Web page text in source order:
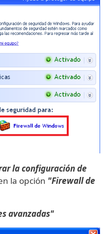
la configuración de
la opción "Firewall de
avanzadas"